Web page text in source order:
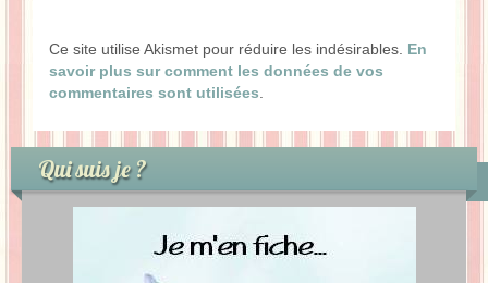
Ce site utilise Akismet pour réduire les indésirables. En
savoir plus sur comment les données de vos
commentaires sont utilisées
Qui suis je ?